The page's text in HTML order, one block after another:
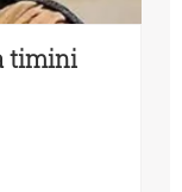
timini